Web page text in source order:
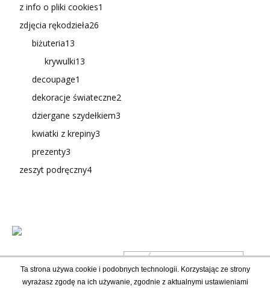
z info o pliki cookies1
zdjęcia rękodzieła26
biżuteria13
krywulki13
decoupage1
dekoracje świateczne2
dziergane szydełkiem3
kwiatki z krepiny3
prezenty3
zeszyt podręczny4
Ta strona używa cookie i podobnych technologii. Korzystając ze strony
wyrażasz zgodę na ich używanie, zgodnie z aktualnymi ustawieniami